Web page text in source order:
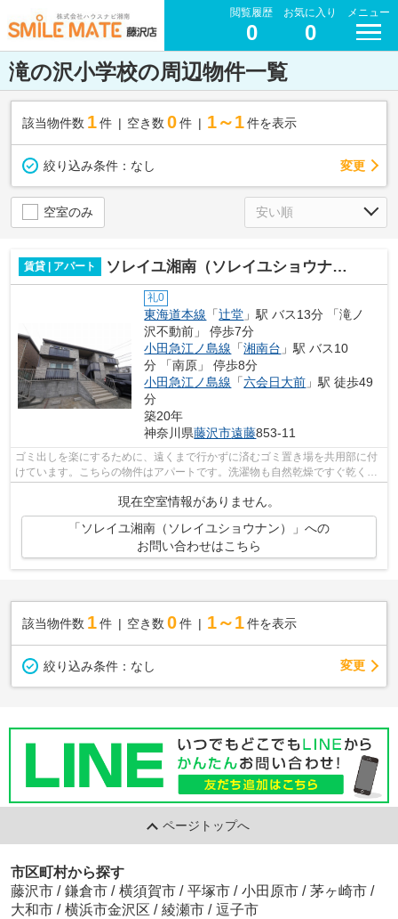
閲覧履歴
0
お気に入り
0
メニュー
滝の沢小学校の周辺物件一覧
該当物件数 1件 空き数 0 件 1～1 件を表示
絞り込み条件： なし 変更
空室のみ
賃貸 | アパート ソレイユ湘南（ソレイユショウナン）
礼0
東海道本線 「辻堂 」駅 バス13分 「滝ノ
沢不動前」 停歩7分
小田急江ノ島線 「湘南台 」駅 バス10
分 「南原」 停歩8分
小田急江ノ島線 「六会日大前 」駅 徒歩49
分
築20年
神奈川県藤沢市遠藤853-11
ゴミ出しを楽にするために、遠くまで行かずに済むゴミ置き場を共用部に付
けています。こちらの物件はアパートです。洗濯物も自然乾燥ですぐ乾く通
現在空室情報がありません。
「ソレイユ湘南（ソレイユショウナン）」への
お問い合わせはこちら
該当物件数 1件 空き数 0 件 1～1 件を表示
絞り込み条件： なし 変更
ページトップへ
市区町村から探す
藤沢市 / 鎌倉市 / 横須賀市 / 平塚市 / 小田原市 / 茅ヶ崎市 /
大和市 / 横浜市金沢区 / 綾瀬市 / 逗子市